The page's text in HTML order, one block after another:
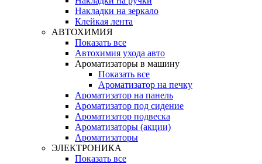
Накладки на зеркало
Клейкая лента
АВТОХИМИЯ
Показать все
Автохимия ухода авто
Ароматизаторы в машину
Показать все
Ароматизатор на печку
Ароматизатор на панель
Ароматизатор под сидение
Ароматизатор подвеска
Ароматизаторы (акции)
Ароматизаторы
ЭЛЕКТРОНИКА
Показать все